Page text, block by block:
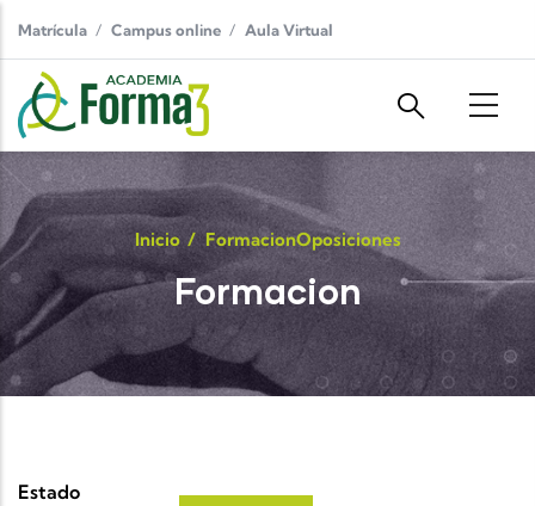
Matrícula Campus online Aula Virtual
Inicio / FormacionOposiciones
Formacion
Estado